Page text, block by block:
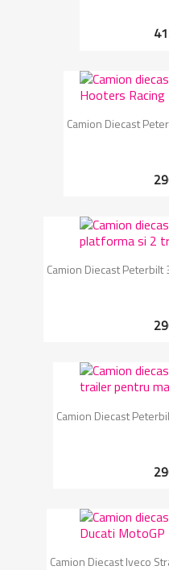
Camion Diecast
Camion Diecast Peterbilt
Camion Diecast
Camion Diecast Iveco